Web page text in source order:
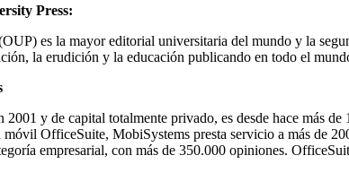
Press:
es la mayor editorial universitaria del mundo y la
la erudición y la educación publicando en todo el
2001 y de capital totalmente privado, es desde hace más
OfficeSuite, MobiSystems presta servicio a más de
empresarial, con más de 350.000 opiniones.